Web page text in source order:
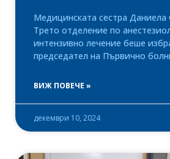
Медицинската сестра
Трето отделение по
интензивно лечение беше
председател на Първично
ВИЖ ПОВЕЧЕ »
декември 10, 2024